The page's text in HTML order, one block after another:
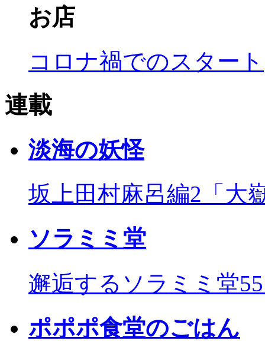
お店
コロナ禍でのスタート
連載
淡海の妖怪
坂上田村麻呂編2「大
ソラミミ堂
邂逅するソラミミ堂
ポポポ食堂のごはん